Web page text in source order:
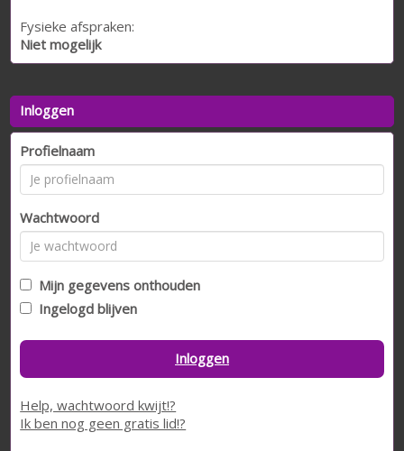
Fysieke afspraken:
Niet mogelijk
Inloggen
Profielnaam
Wachtwoord
Mijn gegevens onthouden
Ingelogd blijven
Inloggen
Help, wachtwoord kwijt!?
Ik ben nog geen gratis lid!?